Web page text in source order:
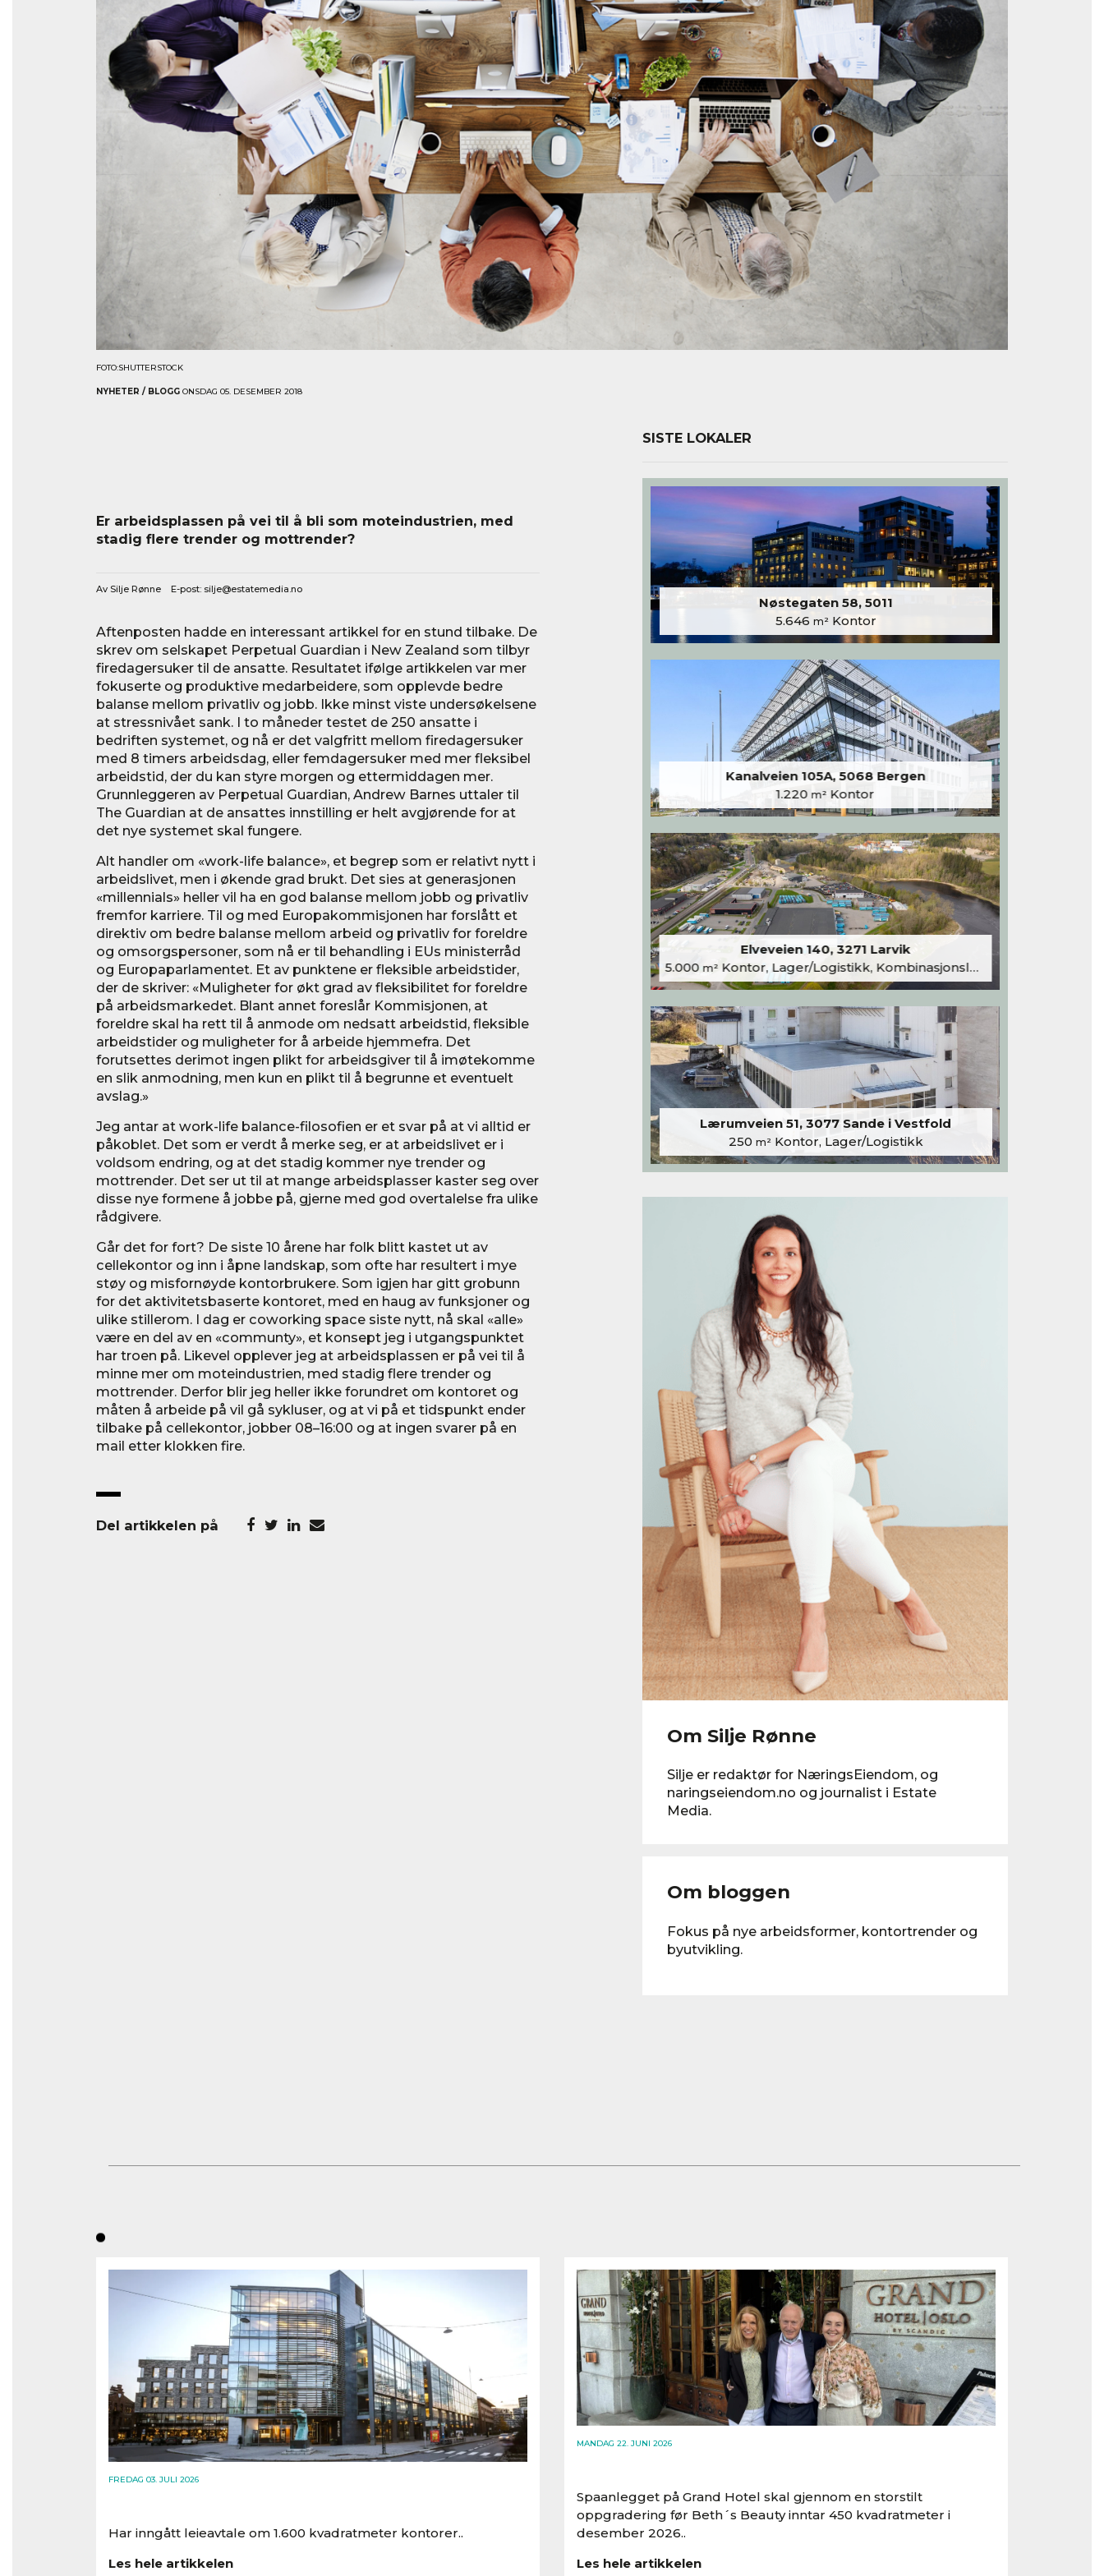
FOTO:SHUTTERSTOCK
NYHETER / BLOGG ONSDAG 05. DESEMBER 2018
Er arbeidsplassen på vei til å bli som moteindustrien, med
stadig flere trender og mottrender?
Av Silje Rønne E-post: silje@estatemedia.no
Aftenposten hadde en interessant artikkel for en stund tilbake. De
skrev om selskapet Perpetual Guardian i New Zealand som tilbyr
firedagersuker til de ansatte. Resultatet ifølge artikkelen var mer
fokuserte og produktive medarbeidere, som opplevde bedre
balanse mellom privatliv og jobb. Ikke minst viste undersøkelsene
at stressnivået sank. I to måneder testet de 250 ansatte i
bedriften systemet, og nå er det valgfritt mellom firedagersuker
med 8 timers arbeidsdag, eller femdagersuker med mer fleksibel
arbeidstid, der du kan styre morgen og ettermiddagen mer.
Grunnleggeren av Perpetual Guardian, Andrew Barnes uttaler til
The Guardian at de ansattes innstilling er helt avgjørende for at
det nye systemet skal fungere.
Alt handler om «work-life balance», et begrep som er relativt nytt i
arbeidslivet, men i økende grad brukt. Det sies at generasjonen
«millennials» heller vil ha en god balanse mellom jobb og privatliv
fremfor karriere. Til og med Europakommisjonen har forslått et
direktiv om bedre balanse mellom arbeid og privatliv for foreldre
og omsorgspersoner, som nå er til behandling i EUs ministerråd
og Europaparlamentet. Et av punktene er fleksible arbeidstider,
der de skriver: «Muligheter for økt grad av fleksibilitet for foreldre
på arbeidsmarkedet. Blant annet foreslår Kommisjonen, at
foreldre skal ha rett til å anmode om nedsatt arbeidstid, fleksible
arbeidstider og muligheter for å arbeide hjemmefra. Det
forutsettes derimot ingen plikt for arbeidsgiver til å imøtekomme
en slik anmodning, men kun en plikt til å begrunne et eventuelt
avslag.»
Jeg antar at work-life balance-filosofien er et svar på at vi alltid er
påkoblet. Det som er verdt å merke seg, er at arbeidslivet er i
voldsom endring, og at det stadig kommer nye trender og
mottrender. Det ser ut til at mange arbeidsplasser kaster seg over
disse nye formene å jobbe på, gjerne med god overtalelse fra ulike
rådgivere.
Går det for fort? De siste 10 årene har folk blitt kastet ut av
cellekontor og inn i åpne landskap, som ofte har resultert i mye
støy og misfornøyde kontorbrukere. Som igjen har gitt grobunn
for det aktivitetsbaserte kontoret, med en haug av funksjoner og
ulike stillerom. I dag er coworking space siste nytt, nå skal «alle»
være en del av en «communty», et konsept jeg i utgangspunktet
har troen på. Likevel opplever jeg at arbeidsplassen er på vei til å
minne mer om moteindustrien, med stadig flere trender og
mottrender. Derfor blir jeg heller ikke forundret om kontoret og
måten å arbeide på vil gå sykluser, og at vi på et tidspunkt ender
tilbake på cellekontor, jobber 08–16:00 og at ingen svarer på en
mail etter klokken fire.
Del artikkelen på
SISTE LOKALER
Nøstegaten 58, 5011
5.646 m²Kontor
Kanalveien 105A, 5068 Bergen
1.220 m² Kontor
Elveveien 140, 3271 Larvik
5.000m²Kontor, Lager/Logistikk, Kombinasjonslokaler
Lærumveien 51, 3077 Sande i Vestfold
250 m²Kontor, Lager/Logistikk
Om Silje Rønne
Silje er redaktør for NæringsEiendom, og
naringseiendom.no og journalist i Estate
Media.
Om bloggen
Fokus på nye arbeidsformer, kontortrender og
byutvikling.
FREDAG 03. JULI 2026
Har inngått leieavtale om 1.600 kvadratmeter kontorer..
Les hele artikkelen
MANDAG 22. JUNI 2026
Spaanlegget på Grand Hotel skal gjennom en storstilt
oppgradering før Beth´s Beauty inntar 450 kvadratmeter i
desember 2026..
Les hele artikkelen